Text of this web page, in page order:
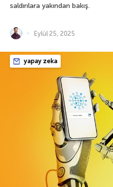
saldırılara yakından bakış.
Eylül 25, 2025
yapay zeka